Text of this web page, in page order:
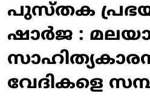
പുസ്തക
ഷാര്‍ജ :
വേദികളെ